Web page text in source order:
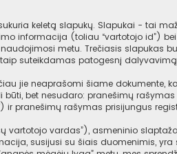
keletą slapukų. Slapukai - tai
informacija (toliau “vartotojo id”)
metu. Trečiasis slapukas
suteikdamas patogesnį
jie neaprašomi šiame dokumente,
bet nesudaro: pranešimų
pranešimų rašymas prisijungus
vardas”), asmeninio
susijusi su šiais duomenimis,